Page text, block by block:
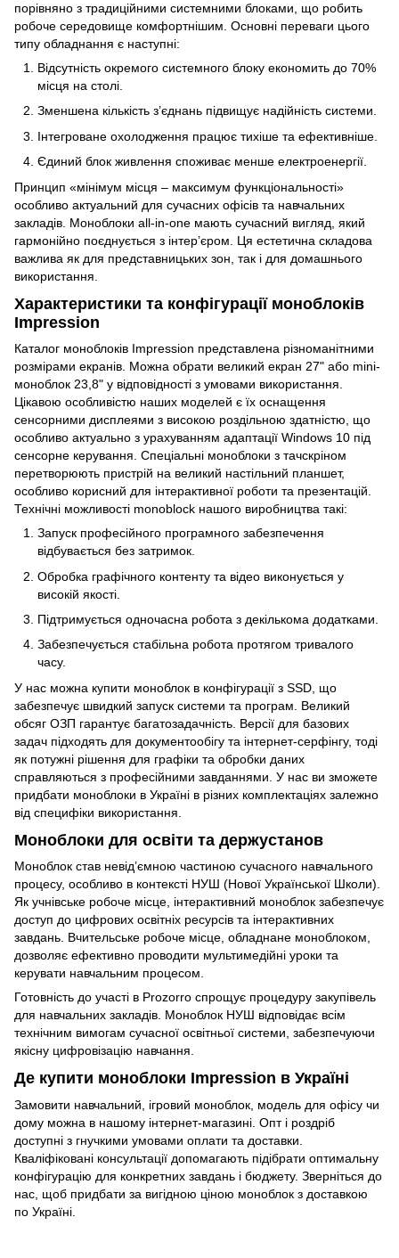
порівняно з традиційними системними блоками, що робить
робоче середовище комфортнішим. Основні переваги цього
типу обладнання є наступні:
Відсутність окремого системного блоку економить до 70%
місця на столі.
Зменшена кількість з’єднань підвищує надійність системи.
Інтегроване охолодження працює тихіше та ефективніше.
Єдиний блок живлення споживає менше електроенергії.
Принцип «мінімум місця – максимум функціональності»
особливо актуальний для сучасних офісів та навчальних
закладів. Моноблоки all-in-one мають сучасний вигляд, який
гармонійно поєднується з інтер’єром. Ця естетична складова
важлива як для представницьких зон, так і для домашнього
використання.
Характеристики та конфігурації моноблоків
Impression
Каталог моноблоків Impression представлена різноманітними
розмірами екранів. Можна обрати великий екран 27" або mini-
моноблок 23,8" у відповідності з умовами використання.
Цікавою особливістю наших моделей є їх оснащення
сенсорними дисплеями з високою роздільною здатністю, що
особливо актуально з урахуванням адаптації Windows 10 під
сенсорне керування. Спеціальні моноблоки з тачскріном
перетворюють пристрій на великий настільний планшет,
особливо корисний для інтерактивної роботи та презентацій.
Технічні можливості monoblock нашого виробництва такі:
Запуск професійного програмного забезпечення
відбувається без затримок.
Обробка графічного контенту та відео виконується у
високій якості.
Підтримується одночасна робота з декількома додатками.
Забезпечується стабільна робота протягом тривалого
часу.
У нас можна купити моноблок в конфігурації з SSD, що
забезпечує швидкий запуск системи та програм. Великий
обсяг ОЗП гарантує багатозадачність. Версії для базових
задач підходять для документообігу та інтернет-серфінгу, тоді
як потужні рішення для графіки та обробки даних
справляються з професійними завданнями. У нас ви зможете
придбати моноблоки в Україні в різних комплектаціях залежно
від специфіки використання.
Моноблоки для освіти та держустанов
Моноблок став невід’ємною частиною сучасного навчального
процесу, особливо в контексті НУШ (Нової Української Школи).
Як учнівське робоче місце, інтерактивний моноблок забезпечує
доступ до цифрових освітніх ресурсів та інтерактивних
завдань. Вчительське робоче місце, обладнане моноблоком,
дозволяє ефективно проводити мультимедійні уроки та
керувати навчальним процесом.
Готовність до участі в Prozorro спрощує процедуру закупівель
для навчальних закладів. Моноблок НУШ відповідає всім
технічним вимогам сучасної освітньої системи, забезпечуючи
якісну цифровізацію навчання.
Де купити моноблоки Impression в Україні
Замовити навчальний, ігровий моноблок, модель для офісу чи
дому можна в нашому інтернет-магазині. Опт і роздріб
доступні з гнучкими умовами оплати та доставки.
Кваліфіковані консультації допомагають підібрати оптимальну
конфігурацію для конкретних завдань і бюджету. Зверніться до
нас, щоб придбати за вигідною ціною моноблок з доставкою
по Україні.